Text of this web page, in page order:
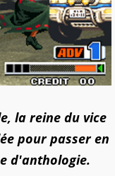
la reine du vice
pour passer en
d'anthologie.